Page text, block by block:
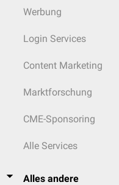
Werbung
Login Services
Content Marketing
Marktforschung
CME-Sponsoring
Alle Services
Alles andere